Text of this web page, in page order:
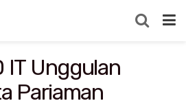
IT Unggulan
Pariaman